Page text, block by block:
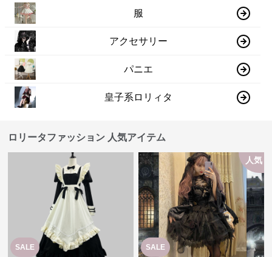
服
アクセサリー
パニエ
皇子系ロリィタ
ロリータファッション 人気アイテム
SALE SALE
人気